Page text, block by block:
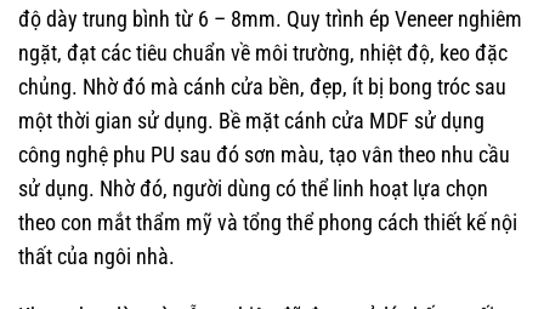
độ dày trung bình từ 6 – 8mm. Quy trình ép Veneer nghiêm
ngặt, đạt các tiêu chuẩn về môi trường, nhiệt độ, keo đặc
chủng. Nhờ đó mà cánh cửa bền, đẹp, ít bị bong tróc sau
một thời gian sử dụng. Bề mặt cánh cửa MDF sử dụng
công nghệ phu PU sau đó sơn màu, tạo vân theo nhu cầu
sử dụng. Nhờ đó, người dùng có thể linh hoạt lựa chọn
theo con mắt thẩm mỹ và tổng thể phong cách thiết kế nội
thất của ngôi nhà.